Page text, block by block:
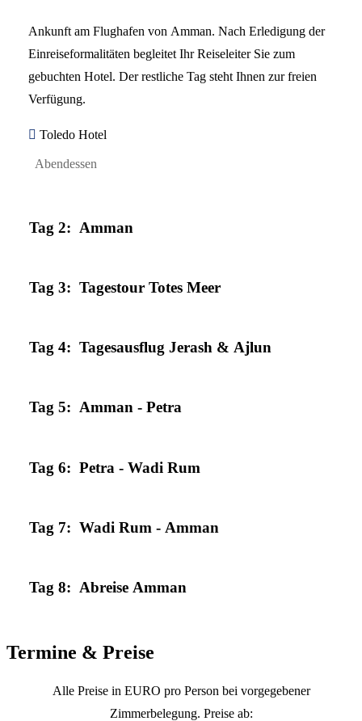
Ankunft am Flughafen von Amman. Nach Erledigung der
Einreiseformalitäten begleitet Ihr Reiseleiter Sie zum
gebuchten Hotel. Der restliche Tag steht Ihnen zur freien
Verfügung.
Toledo Hotel
Abendessen
Tag 2: Amman
Tag 3: Tagestour Totes Meer
Tag 4: Tagesausflug Jerash & Ajlun
Tag 5: Amman - Petra
Tag 6: Petra - Wadi Rum
Tag 7: Wadi Rum - Amman
Tag 8: Abreise Amman
Termine & Preise
Alle Preise in EURO pro Person bei vorgegebener
Zimmerbelegung. Preise ab: